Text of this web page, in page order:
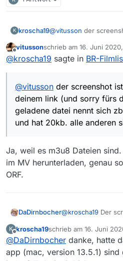
K kroscha19@vitusson der
geladene datei nennt
und hat 20kb. alle
Offline
vitussonschrieb am 16. Juni
zuletzt editiert von
@kroscha19 sagte in BR-
@vitusson der screenshot
deinem link (und sorry fürs
geladene datei nennt sich
und hat 20kb. alle anderen
Ja, weil es m3u8 Dateien
im MV herunterladen, genau
ORF.
DaDirnbocher@kroscha19 Der
mediathekview,
WIn/Linux/Mac
K
Offline
kroscha19schrieb am 16. Juni
zuletzt editiert von
@DaDirnbocher danke, hatte
app (mac, version 13.5.1)